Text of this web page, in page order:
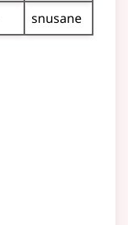
snusane